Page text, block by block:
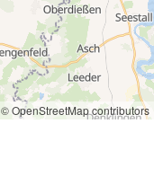
© OpenStreetMap contributors